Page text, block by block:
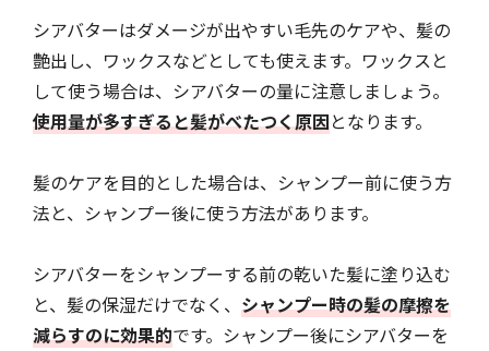
シアバターはダメージが出やすい毛先のケアや、髪の
艶出し、ワックスなどとしても使えます。ワックスと
して使う場合は、シアバターの量に注意しましょう。
使用量が多すぎると髪がべたつく原因となります。
髪のケアを目的とした場合は、シャンプー前に使う方
法と、シャンプー後に使う方法があります。
シアバターをシャンプーする前の乾いた髪に塗り込む
と、髪の保湿だけでなく、 シャンプー時の髪の摩擦を
減らすのに効果的です。シャンプー後にシアバターを